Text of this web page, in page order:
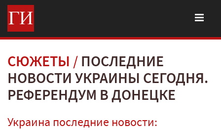
СЮЖЕТЫ
ПОСЛЕДНИЕ
НОВОСТИ УКРАИНЫ СЕГОДНЯ.
РЕФЕРЕНДУМ В ДОНЕЦКЕ
Украина последние новости: